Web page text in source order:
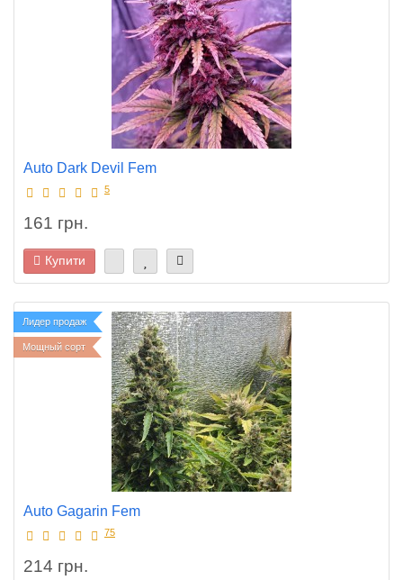
Auto Dark Devil Fem
5
161 грн.
Купити
Лидер продаж
Мощный сорт
Auto Gagarin Fem
75
214 грн.